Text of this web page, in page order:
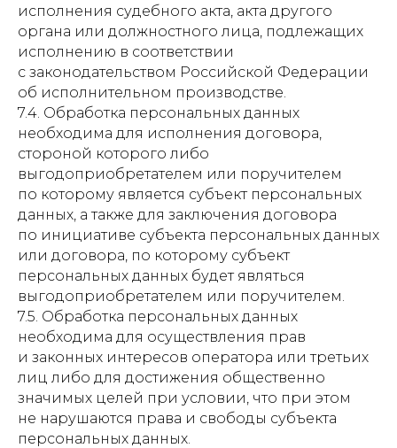
исполнения судебного акта, акта другого
органа или должностного лица, подлежащих
исполнению в соответствии
с законодательством Российской Федерации
об исполнительном производстве.
7.4. Обработка персональных данных
необходима для исполнения договора,
стороной которого либо
выгодоприобретателем или поручителем
по которому является субъект персональных
данных, а также для заключения договора
по инициативе субъекта персональных данных
или договора, по которому субъект
персональных данных будет являться
выгодоприобретателем или поручителем.
7.5. Обработка персональных данных
необходима для осуществления прав
и законных интересов оператора или третьих
лиц либо для достижения общественно
значимых целей при условии, что при этом
не нарушаются права и свободы субъекта
персональных данных.